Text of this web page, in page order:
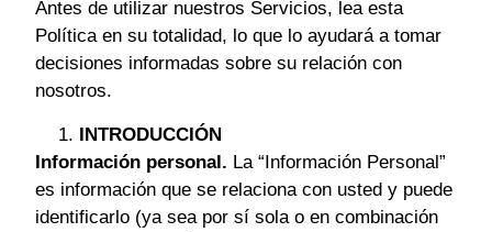
Antes de utilizar nuestros Servicios, lea esta
Política en su totalidad, lo que lo ayudará a tomar
decisiones informadas sobre su relación con
nosotros.
INTRODUCCIÓN
Información personal. La “Información Personal”
es información que se relaciona con usted y puede
identificarlo (ya sea por sí sola o en combinación